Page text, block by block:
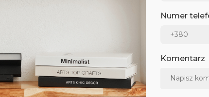
Numer
Komentarz